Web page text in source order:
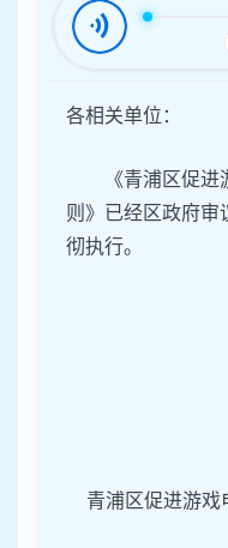
各相关单位：
《青浦区促
则》已经区政府审
彻执行。
青浦区促进游戏